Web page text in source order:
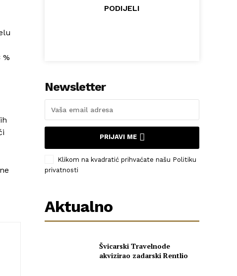
%
PODIJELI
Newsletter
PRIJAVI ME
Klikom na kvadratić prihvaćate našu Politiku
privatnosti
Aktualno
Švicarski Travelnode
akvizirao zadarski Rentlio